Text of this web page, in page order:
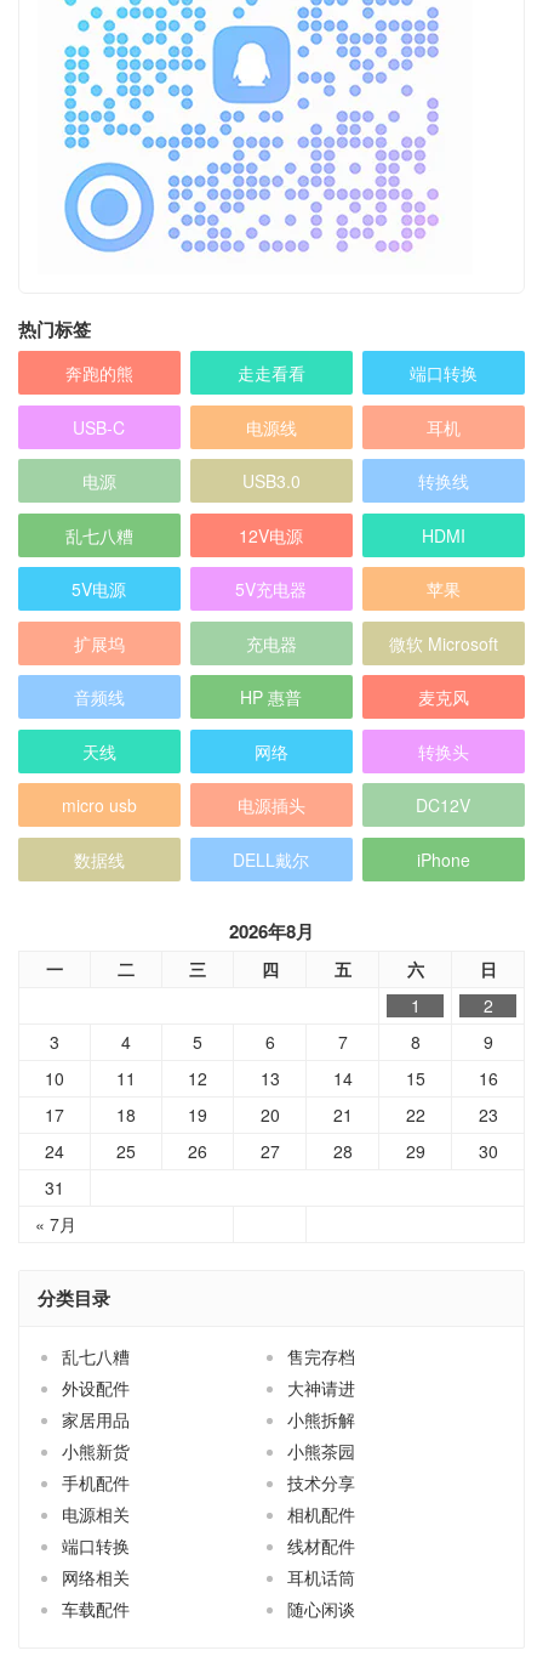
热门标签
奔跑的熊 走走看看 端口转换
USB-C 电源线 耳机
电源 USB3.0 转换线
乱七八糟 12V电源 HDMI
5V电源 5V充电器 苹果
扩展坞 充电器 微软 Microsoft
音频线 HP 惠普 麦克风
天线 网络 转换头
micro usb 电源插头 DC12V
数据线 DELL戴尔 iPhone
2026年8月
一 二 三 四 五 六 日
« 7月
1
2
3
4 5 6 7 8
9
10
11 12 13 14 15
16
17
18 19 20 21 22
23
24
25 26 27 28 29
30
31
分类目录
乱七八糟
售完存档
外设配件
大神请进
家居用品
小熊拆解
小熊新货
小熊茶园
手机配件
技术分享
电源相关
相机配件
端口转换
线材配件
网络相关
耳机话筒
车载配件
随心闲谈